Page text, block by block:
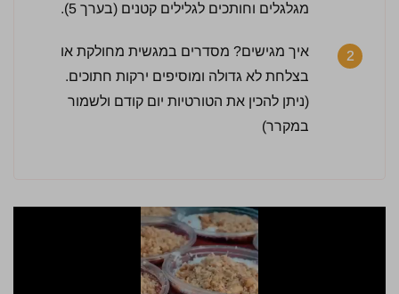
מגלגלים וחותכים לגלילים קטנים (בערך 5).
2
איך מגישים? מסדרים במגשית מחולקת או
בצלחת לא גדולה ומוסיפים ירקות חתוכים.
(ניתן להכין את הטורטיות יום קודם ולשמור
במקרר)